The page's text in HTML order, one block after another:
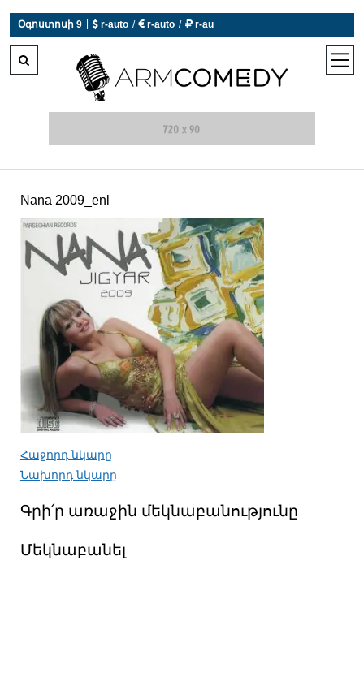
Օգոստոսի 9  r-auto /  r-auto /  r-au
open
Nana 2009_enl
Հաջորդ նկարը
Նախորդ նկարը
Գրի՛ր առաջին մեկնաբանությունը
Մեկնաբանել